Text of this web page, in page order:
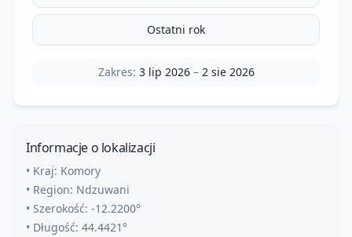
Ostatni rok
Zakres: 3 lip 2026– 2 sie 2026
Informacje o lokalizacji
• Kraj: Komory
• Region: Ndzuwani
• Szerokość: -12.2200°
• Długość: 44.4421°